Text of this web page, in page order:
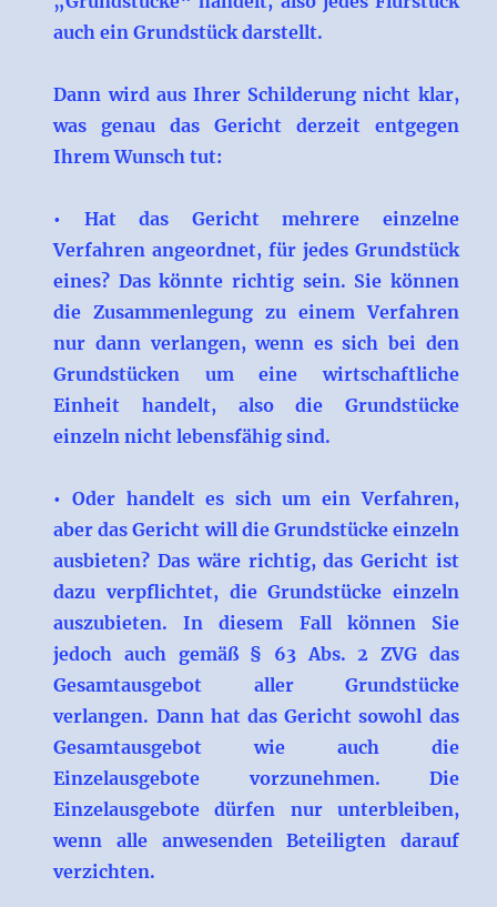
auch ein Grundstück darstellt.
Dann wird aus Ihrer Schilderung nicht klar,
was genau das Gericht derzeit entgegen
Ihrem Wunsch tut:
• Hat das Gericht mehrere einzelne
Verfahren angeordnet, für jedes Grundstück
eines? Das könnte richtig sein. Sie können
die Zusammenlegung zu einem Verfahren
nur dann verlangen, wenn es sich bei den
Grundstücken um eine wirtschaftliche
Einheit handelt, also die Grundstücke
einzeln nicht lebensfähig sind.
• Oder handelt es sich um ein Verfahren,
aber das Gericht will die Grundstücke einzeln
ausbieten? Das wäre richtig, das Gericht ist
dazu verpflichtet, die Grundstücke einzeln
auszubieten. In diesem Fall können Sie
jedoch auch gemäß § 63 Abs. 2 ZVG das
Gesamtausgebot aller Grundstücke
verlangen. Dann hat das Gericht sowohl das
Gesamtausgebot wie auch die
Einzelausgebote vorzunehmen. Die
Einzelausgebote dürfen nur unterbleiben,
wenn alle anwesenden Beteiligten darauf
verzichten.